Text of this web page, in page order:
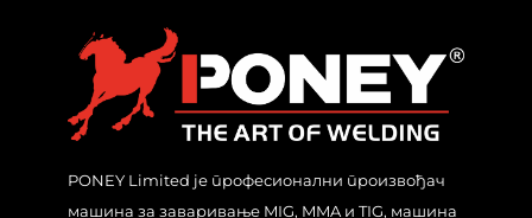
PONEY Limited је професионални произвођач
машина за заваривање MIG, MMA и TIG, машина